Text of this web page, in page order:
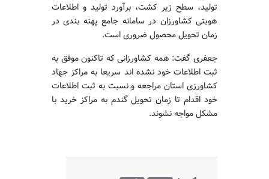
تولید، سطح زیر کشت، برآورد تولید و اطلاعات
هویتی کشاورزان در سامانه جامع پهنه بندی در
زمان تحویل محصول ضروری است.
جعفری گفت: همه کشاورزانی که تاکنون موفق به
ثبت اطلاعات خود نشده اند سریعا به مراکز جهاد
کشاورزی استان مراجعه و نسبت به ثبت اطلاعات
خود اقدام تا زمان تحویل گندم به مراکز خرید با
مشکل مواجه نشوند.